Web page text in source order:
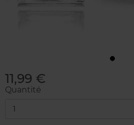
11,99 €
Quantité
1